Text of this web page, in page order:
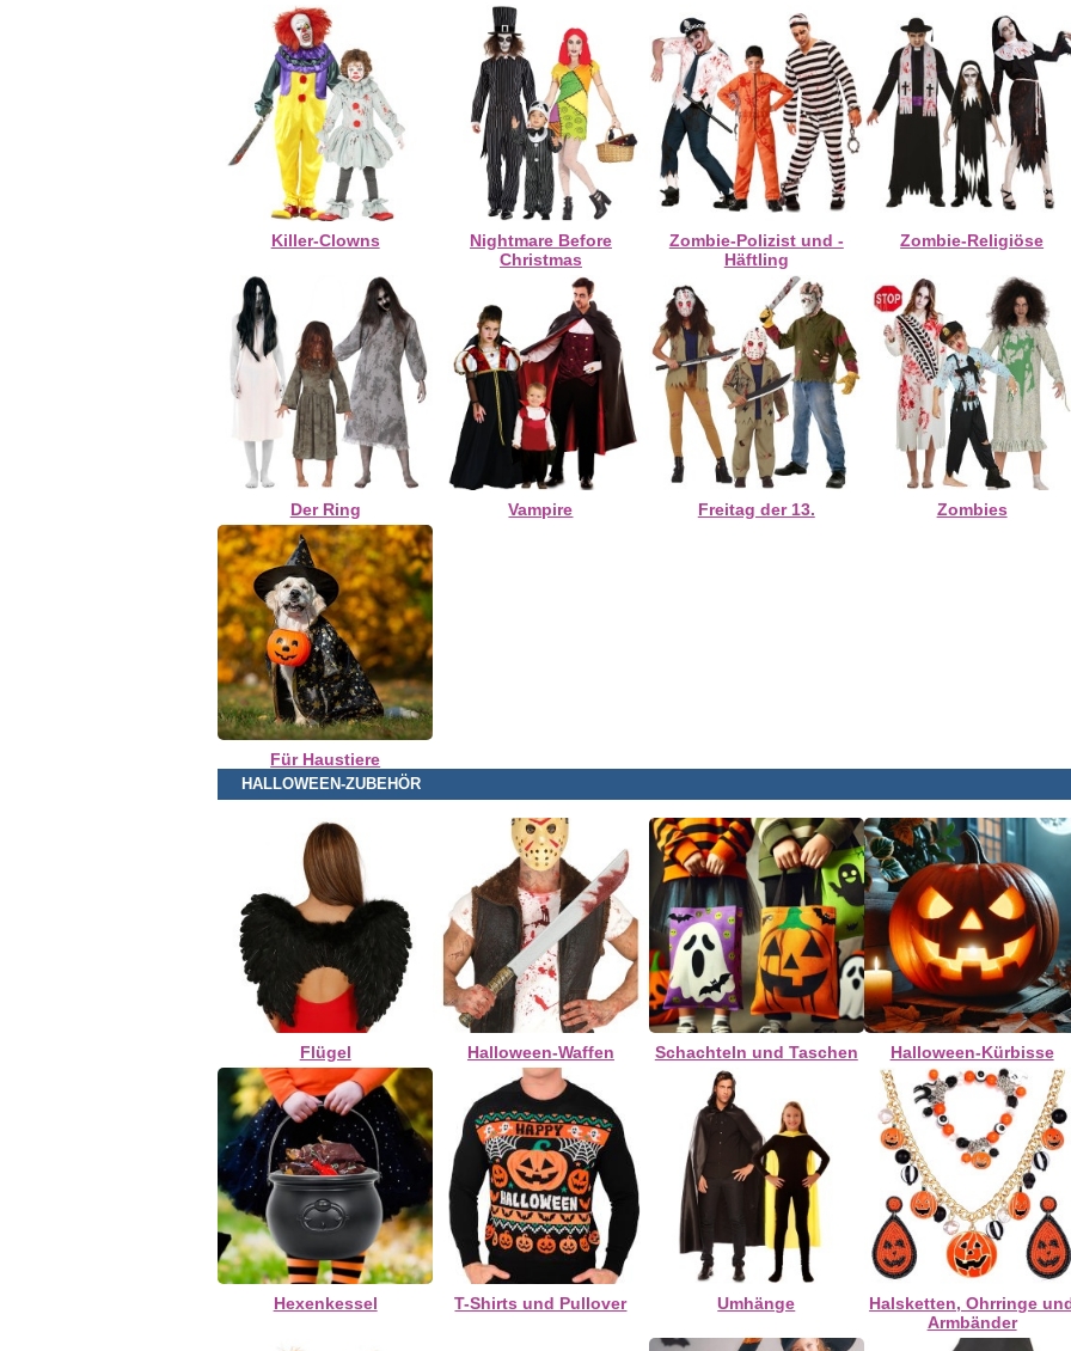
Killer-Clowns
Nightmare Before
Christmas
Zombie-Polizist und -
Häftling
Zombie-Religiöse
Der Ring Vampire Freitag der 13. Zombies
Für Haustiere
HALLOWEEN-ZUBEHÖR
Flügel Halloween-Waffen Schachteln und Taschen Halloween-Kürbisse
Hexenkessel T-Shirts und Pullover Umhänge
Halsketten, Ohrringe
Armbänder